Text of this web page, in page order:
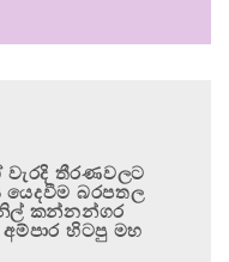
වැරදි තීරණවලට
යෙදවීම බරපතල
කන්නන්ගර
හිටපු මහ